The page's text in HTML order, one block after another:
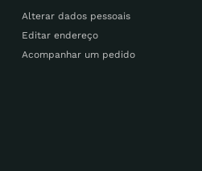
Alterar dados pessoais
Editar endereço
Acompanhar um pedido